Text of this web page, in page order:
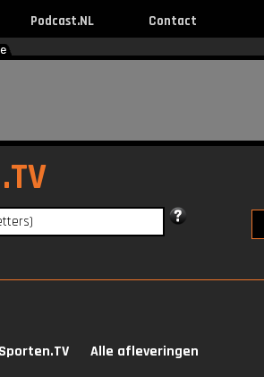
Podcast.NL Contact
Sporten.TV Alle afleveringen